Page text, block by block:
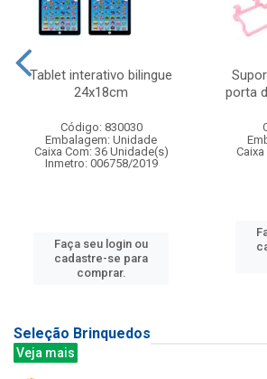
Tablet interativo bilingue
24x18cm
Código: 830030
Embalagem: Unidade
Caixa Com: 36 Unidade(s)
Inmetro: 006758/2019
Faça seu login ou
cadastre-se para
comprar.
porta
Seleção Brinquedos
Veja mais